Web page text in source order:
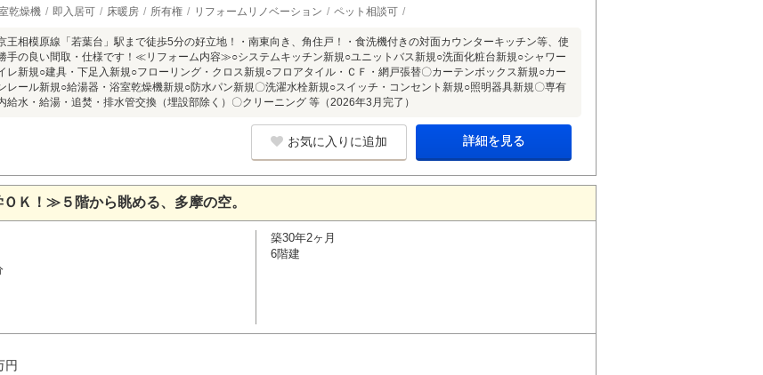
乾燥機 即入居可 床暖房 所有権 リフォームリノベーション ペット相談可
王相模原線「若葉台」駅まで徒歩5分の好立地！・南東向き、角住戸！・食洗機付きの対面カウンターキッチン等、使
手の良い間取・仕様です！≪リフォーム内容≫○システムキッチン新規○ユニットバス新規○洗面化粧台新規○シャワー
レ新規○建具・下足入新規○フローリング・クロス新規○フロアタイル・ＣＦ・網戸張替〇カーテンボックス新規○カー
レール新規○給湯器・浴室乾燥機新規○防水パン新規〇洗濯水栓新規○スイッチ・コンセント新規○照明器具新規〇専有
給水・給湯・追焚・排水管交換（埋設部除く）〇クリーニング 等（2026年3月完了）
お気に入りに追加 詳細を見る
Ｋ！≫５階から眺める、多摩の空。
築30年2ヶ月
6階建
円